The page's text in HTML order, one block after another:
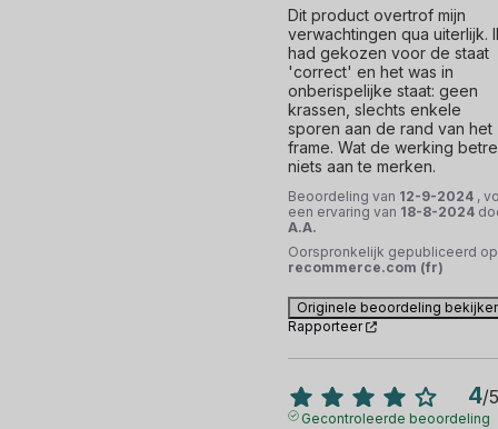
Dit product overtrof mijn
verwachtingen qua uiterlijk.
had gekozen voor de staat
'correct' en het was in
onberispelijke staat: geen
krassen, slechts enkele
sporen aan de rand van het
frame. Wat de werking
niets aan te merken.
Beoordeling van 12-9-2024 ,
een ervaring van 18-8-2024
A.A.
Oorspronkelijk gepubliceerd op
recommerce.com (fr)
Originele beoordeling
Rapporteer
4/5
Gecontroleerde beoordeling